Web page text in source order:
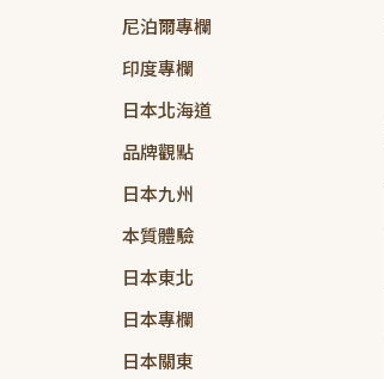
尼泊爾專欄
印度專欄
日本北海道
品牌觀點
日本九州
本質體驗
日本東北
日本專欄
日本關東